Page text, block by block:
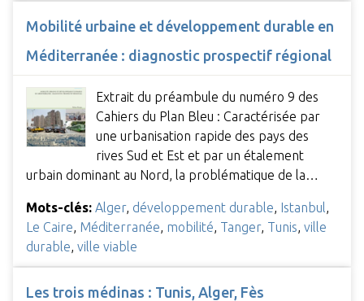
Mobilité urbaine et développement durable en
Méditerranée : diagnostic prospectif régional
Extrait du préambule du numéro 9 des
Cahiers du Plan Bleu : Caractérisée par
une urbanisation rapide des pays des
rives Sud et Est et par un étalement
urbain dominant au Nord, la problématique de la…
Mots-clés: Alger, développement durable, Istanbul,
Le Caire, Méditerranée, mobilité, Tanger, Tunis, ville
durable, ville viable
Les trois médinas : Tunis, Alger, Fès